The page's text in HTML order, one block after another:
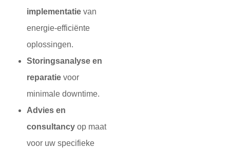
implementatie van
energie-efficiënte
oplossingen.
Storingsanalyse en
reparatie voor
minimale downtime.
Advies en
consultancy op maat
voor uw specifieke